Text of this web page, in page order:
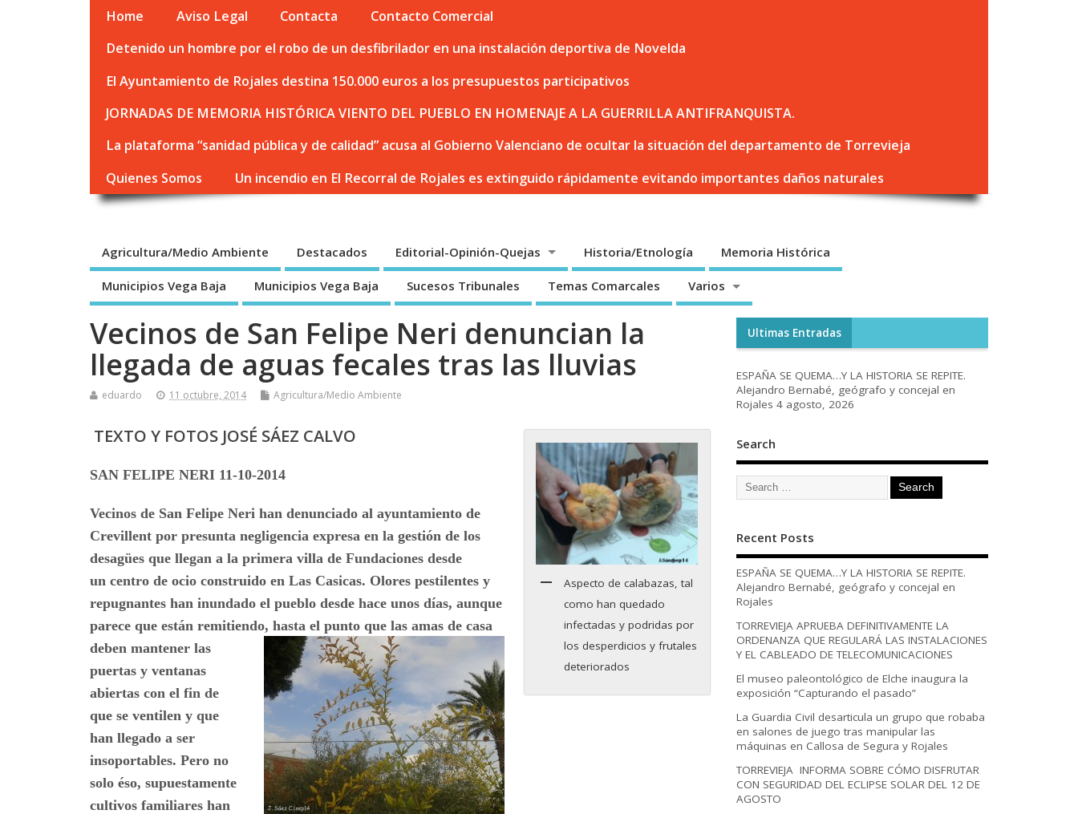
Home Aviso Legal Contacta
Contacto Comercial
Detenido un hombre por el robo de un desfibrilador en una instalación deportiva de Novelda
El Ayuntamiento de Rojales destina 150.000 euros a los presupuestos participativos
JORNADAS DE MEMORIA HISTÓRICA VIENTO DEL PUEBLO EN HOMENAJE A LA GUERRILLA ANTIFRANQUISTA.
La plataforma “sanidad pública y de calidad” acusa al Gobierno Valenciano de ocultar la situación del departamento de Torrevieja
Quienes Somos
Un incendio en El Recorral de Rojales es extinguido rápidamente evitando importantes daños naturales
Agricultura/Medio Ambiente Destacados Editorial-Opinión-Quejas Historia/Etnología Memoria Histórica
Municipios Vega Baja Municipios Vega Baja Sucesos Tribunales Temas Comarcales Varios
Vecinos de San Felipe Neri denuncian la
llegada de aguas fecales tras las lluvias
eduardo 11 octubre, 2014 Agricultura/Medio Ambiente
Aspecto de calabazas, tal
como han quedado
infectadas y podridas por
los desperdicios y frutales
deteriorados
TEXTO Y FOTOS JOSÉ SÁEZ CALVO
SAN FELIPE NERI 11-10-2014
Vecinos de San Felipe Neri han denunciado al ayuntamiento de
Crevillent por presunta negligencia expresa en la gestión de los
desagües que llegan a la primera villa de Fundaciones desde
un centro de ocio construido en Las Casicas. Olores pestilentes y
repugnantes han inundado el pueblo desde hace unos días, aunque
parece que están remitiendo, hasta el punto que las amas de casa
deben mantener las
puertas y ventanas
abiertas con el fin de
que se ventilen y que
han llegado a ser
insoportables. Pero no
solo éso, supuestamente
cultivos familiares han
Ultimas Entradas
ESPAÑA SE QUEMA…Y LA HISTORIA SE REPITE.
Alejandro Bernabé, geógrafo y concejal en
Rojales 4 agosto, 2026
Search
Recent Posts
ESPAÑA SE QUEMA…Y LA HISTORIA SE REPITE.
Alejandro Bernabé, geógrafo y concejal en
Rojales
TORREVIEJA APRUEBA DEFINITIVAMENTE LA
ORDENANZA QUE REGULARÁ LAS INSTALACIONES
Y EL CABLEADO DE TELECOMUNICACIONES
El museo paleontológico de Elche inaugura la
exposición “Capturando el pasado”
La Guardia Civil desarticula un grupo que robaba
en salones de juego tras manipular las
máquinas en Callosa de Segura y Rojales
TORREVIEJA INFORMA SOBRE CÓMO DISFRUTAR
CON SEGURIDAD DEL ECLIPSE SOLAR DEL 12 DE
AGOSTO